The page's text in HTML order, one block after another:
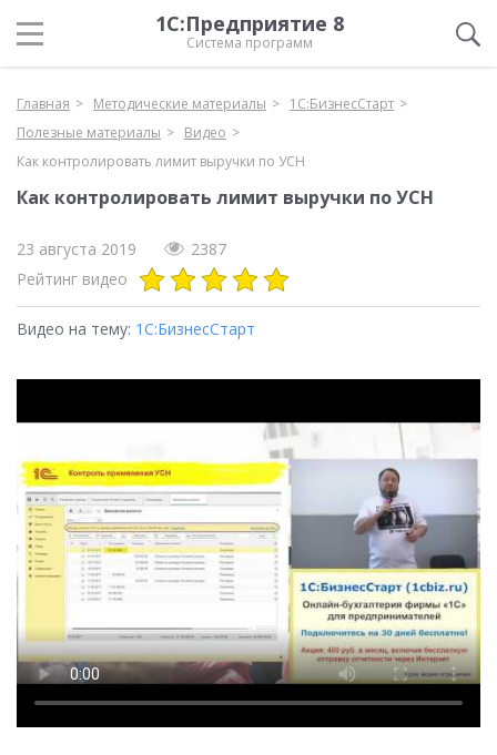
1С:Предприятие 8
Система программ
Главная Методические материалы
1С:БизнесСтарт
Полезные материалы
Видео
Как контролировать лимит выручки по УСН
Как контролировать лимит выручки по УСН
23 августа 2019
2387
Рейтинг видео
Видео на тему: 1С:БизнесСтарт